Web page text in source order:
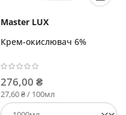
Master LUX
Крем-окислювач 6%
276,00 ₴
27,60 ₴ / 100мл